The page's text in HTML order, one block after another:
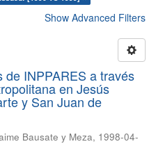
Show Advanced Filters
de INPPARES a través
en Jesús
y San Juan de
Bausate y Meza, 1998-04-